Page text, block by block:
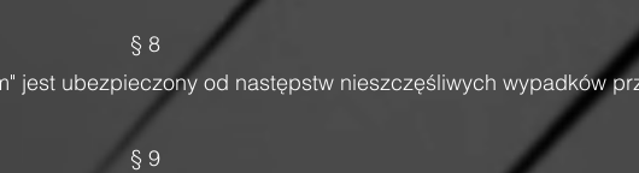
§ 8
jest ubezpieczony od następstw nieszczęśliwych wypadków
§ 9